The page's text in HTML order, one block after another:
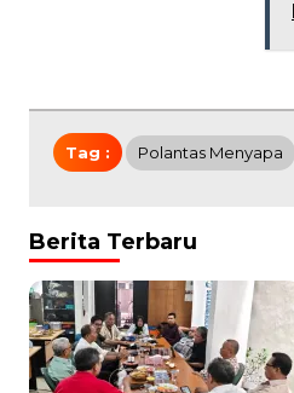
Tag : Polantas Menyapa
Berita Terbaru